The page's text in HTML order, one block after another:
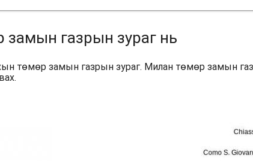
газрын зураг нь
төмөр замын газрын зураг. Милан төмөр замын